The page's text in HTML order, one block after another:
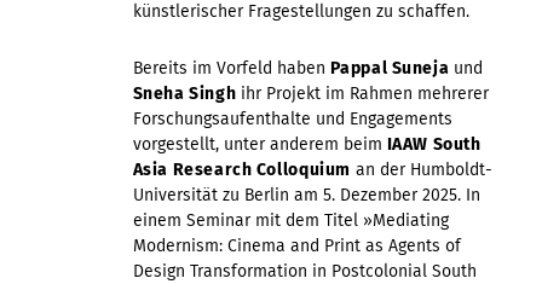
künstlerischer Fragestellungen zu schaffen.
Bereits im Vorfeld haben Pappal Suneja und
Sneha Singh ihr Projekt im Rahmen mehrerer
Forschungsaufenthalte und Engagements
vorgestellt, unter anderem beim IAAW South
Asia Research Colloquium an der Humboldt-
Universität zu Berlin am 5. Dezember 2025. In
einem Seminar mit dem Titel »Mediating
Modernism: Cinema and Print as Agents of
Design Transformation in Postcolonial South